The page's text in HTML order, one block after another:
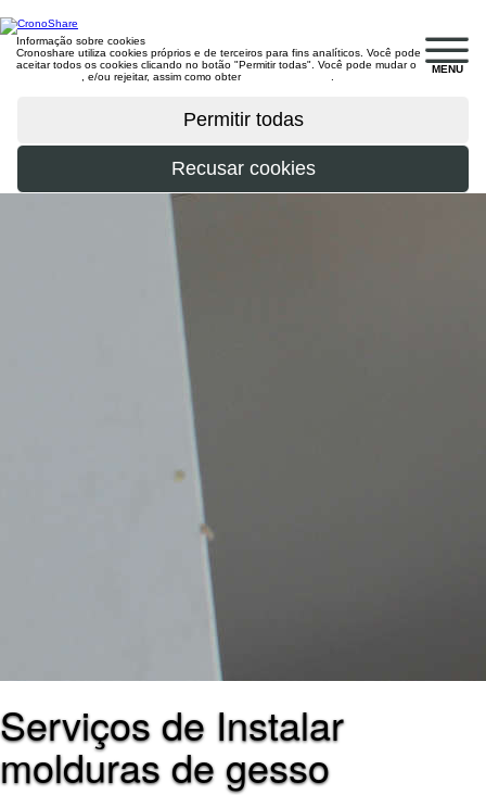
MENU
Informação sobre cookies
Cronoshare utiliza cookies próprios e de terceiros para fins analíticos. Você pode
aceitar todos os cookies clicando no botão "Permitir todas". Você pode mudar o
, e/ou rejeitar, assim como obter
Serviços de Instalar
molduras de gesso